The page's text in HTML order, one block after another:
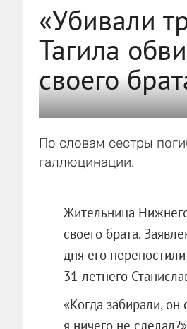
«Убивали
Тагила
своего
По словам сестры
галлюцинации.
Жительница
своего брата.
дня его
31-летнего
«Когда забирали,
я ничего не